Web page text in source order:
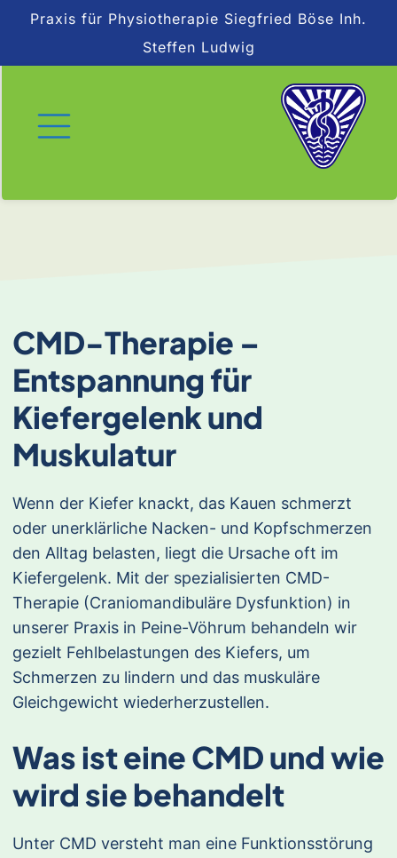
ZumPraxis für Physiotherapie Siegfried Böse Inh.
Steffen Ludwig
CMD-Therapie –
Entspannung für
Kiefergelenk und
Muskulatur
Wenn der Kiefer knackt, das Kauen schmerzt
oder unerklärliche Nacken- und Kopfschmerzen
den Alltag belasten, liegt die Ursache oft im
Kiefergelenk. Mit der spezialisierten CMD-
Therapie (Craniomandibuläre Dysfunktion) in
unserer Praxis in Peine-Vöhrum behandeln wir
gezielt Fehlbelastungen des Kiefers, um
Schmerzen zu lindern und das muskuläre
Gleichgewicht wiederherzustellen.
Was ist eine CMD und wie
wird sie behandelt
Unter CMD versteht man eine Funktionsstörung